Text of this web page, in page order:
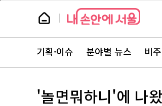
본
뉴
스
뉴
스
주
서
바
기획·이슈 분야별 뉴스 비
'놀면뭐하니'에 나
페